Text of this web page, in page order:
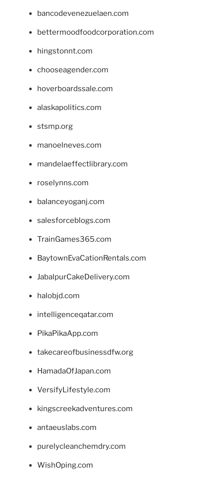
bancodevenezuelaen.com
bettermoodfoodcorporation.com
hingstonnt.com
chooseagender.com
hoverboardssale.com
alaskapolitics.com
stsmp.org
manoelneves.com
mandelaeffectlibrary.com
roselynns.com
balanceyoganj.com
salesforceblogs.com
TrainGames365.com
BaytownEvaCationRentals.com
JabalpurCakeDelivery.com
halobjd.com
intelligenceqatar.com
PikaPikaApp.com
takecareofbusinessdfw.org
HamadaOfJapan.com
VersifyLifestyle.com
kingscreekadventures.com
antaeuslabs.com
purelycleanchemdry.com
WishOping.com